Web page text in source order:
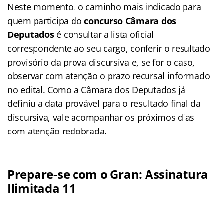
Neste momento, o caminho mais indicado para
quem participa doconcurso Câmara dos
Deputados é consultar a lista oficial
correspondente ao seu cargo, conferir o resultado
provisório da prova discursiva e, se for o caso,
observar com atenção o prazo recursal informado
no edital. Como a Câmara dos Deputados já
definiu a data provável para o resultado final da
discursiva, vale acompanhar os próximos dias
com atenção redobrada.
Prepare-se com o Gran: Assinatura
Ilimitada 11